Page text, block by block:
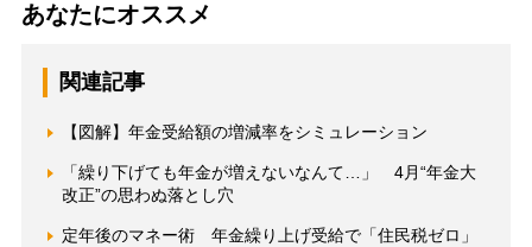
あなたにオススメ
関連記事
【図解】年金受給額の増減率をシミュレーション
「繰り下げても年金が増えないなんて…」 4月“年金大
改正”の思わぬ落とし穴
定年後のマネー術 年金繰り上げ受給で「住民税ゼロ」